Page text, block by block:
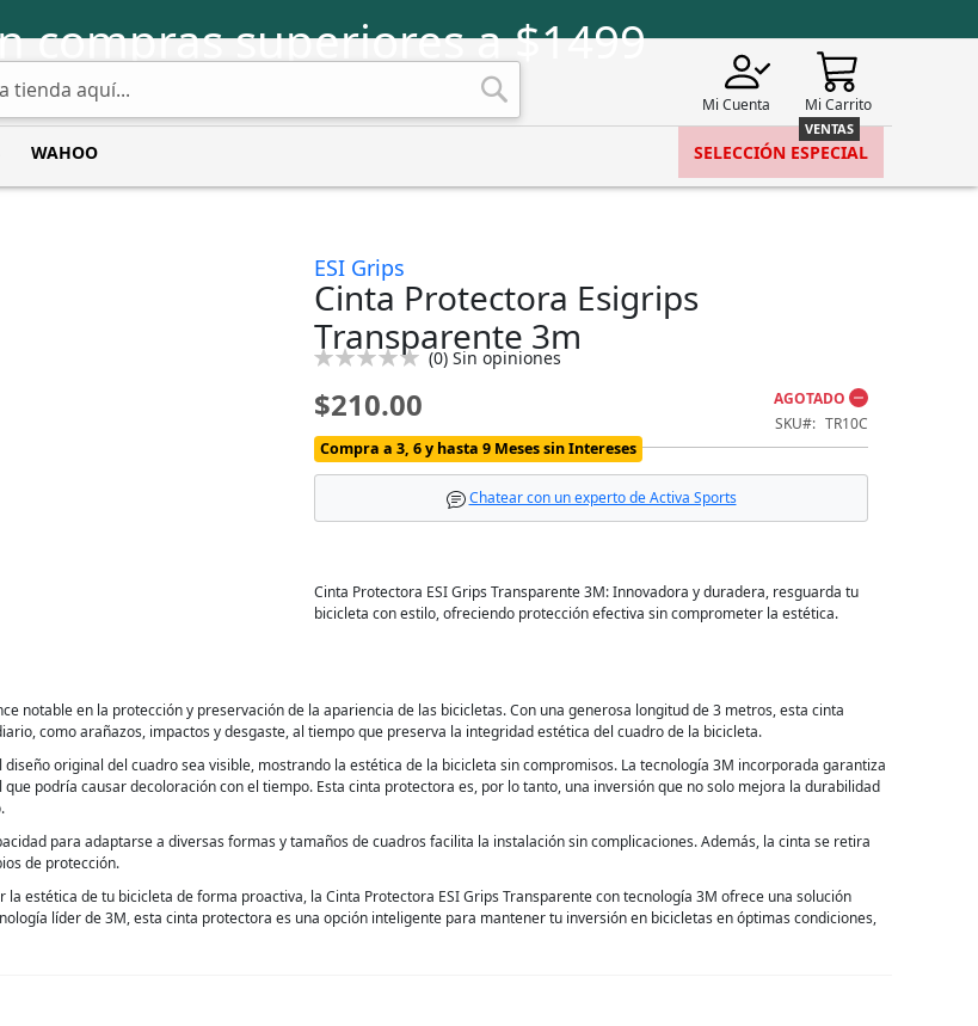
compras superiores a $1499
Buscar
Mi Cuenta Mi Carrito
WAHOO SELECCIÓN ESPECIAL
ESI Grips
Cinta Protectora Esigrips
Transparente 3m
Calificación:
(0) Sin opiniones
$210.00
AGOTADO
SKU
TR10C
Compra a 3, 6 y hasta 9 Meses sin Intereses
Chatear con un experto de Activa Sports
Cinta Protectora ESI Grips Transparente 3M: Innovadora y duradera, resguarda tu
bicicleta con estilo, ofreciendo protección efectiva sin comprometer la estética.
notable en la protección y preservación de la apariencia de las bicicletas. Con una generosa longitud de 3 metros, esta cinta
como arañazos, impactos y desgaste, al tiempo que preserva la integridad estética del cuadro de la bicicleta.
original del cuadro sea visible, mostrando la estética de la bicicleta sin compromisos. La tecnología 3M incorporada garantiza
podría causar decoloración con el tiempo. Esta cinta protectora es, por lo tanto, una inversión que no solo mejora la durabilidad
para adaptarse a diversas formas y tamaños de cuadros facilita la instalación sin complicaciones. Además, la cinta se retira
de protección.
estética de tu bicicleta de forma proactiva, la Cinta Protectora ESI Grips Transparente con tecnología 3M ofrece una solución
líder de 3M, esta cinta protectora es una opción inteligente para mantener tu inversión en bicicletas en óptimas condiciones,